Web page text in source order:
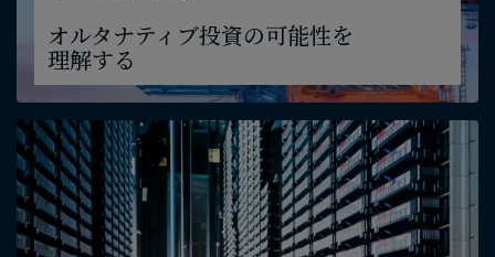
オルタナティブ投資の​可能性を​
理解する